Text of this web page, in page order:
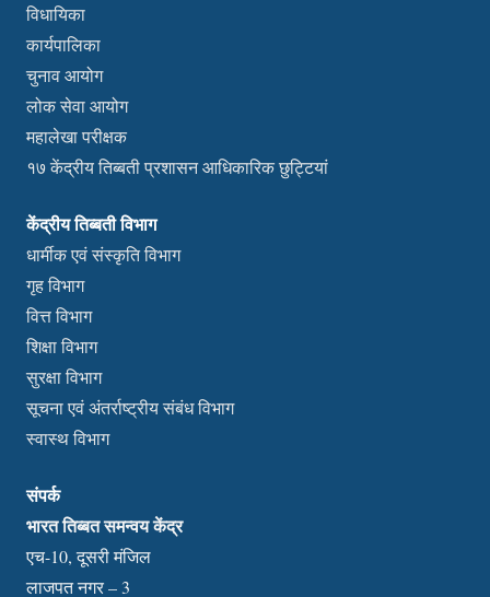
विधायिका
कार्यपालिका
चुनाव आयोग
लोक सेवा आयोग
महालेखा परीक्षक
१७ केंद्रीय तिब्बती प्रशासन आधिकारिक छुट्टियां
केंद्रीय तिब्बती विभाग
धार्मीक एवं संस्कृति विभाग
गृह विभाग
वित्त विभाग
शिक्षा विभाग
सुरक्षा विभाग
सूचना एवं अंतर्राष्ट्रीय संबंध विभाग
स्वास्थ विभाग
संपर्क
भारत तिब्बत समन्वय केंद्र
एच-10, दूसरी मंजिल
लाजपत नगर – 3